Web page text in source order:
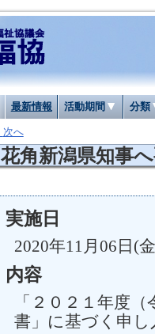
最新情報 活動期間 分類
次へ
花角新潟県知事
実施日
2020年11月06日(
内容
「２０２１年度
書」に基づく申し